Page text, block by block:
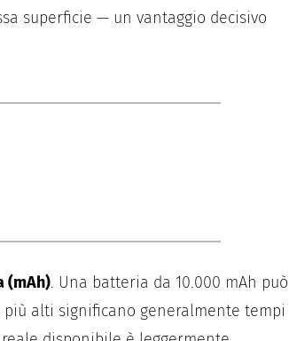
superficie — un vantaggio decisivo
(mAh). Una batteria da 10.000 mAh può
più alti significano generalmente tempi